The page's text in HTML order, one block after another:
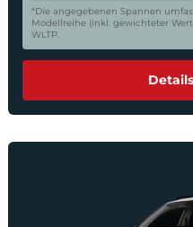
*Die angegebenen Spannen
Modellreihe (inkl. gewichteter
WLTP.